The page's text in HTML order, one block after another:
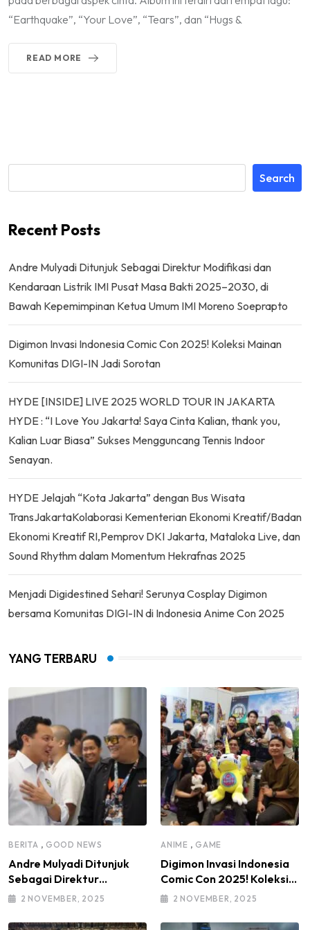
“Earthquake”, “Your Love”, “Tears”, dan “Hugs &
READ MORE
Search
Recent Posts
Andre Mulyadi Ditunjuk Sebagai Direktur Modifikasi dan
Kendaraan Listrik IMI Pusat Masa Bakti 2025–2030, di
Bawah Kepemimpinan Ketua Umum IMI Moreno Soeprapto
Digimon Invasi Indonesia Comic Con 2025! Koleksi Mainan
Komunitas DIGI-IN Jadi Sorotan
HYDE [INSIDE] LIVE 2025 WORLD TOUR IN JAKARTA
HYDE : “I Love You Jakarta! Saya Cinta Kalian, thank you,
Kalian Luar Biasa” Sukses Mengguncang Tennis Indoor
Senayan.
HYDE Jelajah “Kota Jakarta” dengan Bus Wisata
TransJakartaKolaborasi Kementerian Ekonomi Kreatif/Badan
Ekonomi Kreatif RI,Pemprov DKI Jakarta, Mataloka Live, dan
Sound Rhythm dalam Momentum Hekrafnas 2025
Menjadi Digidestined Sehari! Serunya Cosplay Digimon
bersama Komunitas DIGI-IN di Indonesia Anime Con 2025
YANG TERBARU
BERITA , GOOD NEWS
Andre Mulyadi Ditunjuk
Sebagai Direktur
Modifikasi dan Kendaraan
Bakti 2025–2030, di
2 NOVEMBER, 2025
ANIME , GAME
Digimon Invasi Indonesia
Comic Con 2025! Koleksi
Mainan Komunitas DIGI-IN
2 NOVEMBER, 2025